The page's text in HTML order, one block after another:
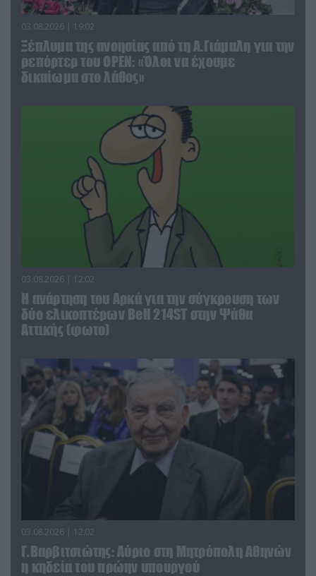
03.08.2026 | 19:02
Ξέπλυμα της ανοησίας από τη Α.Γιάμαλη για την
ρεπόρτερ του ΟΡΕΝ: «Όλοι να έχουμε
δικαίωμα στο λάθος»
03.08.2026 | 12:02
Η ανάρτηση του Αρκά για την σύγκρουση των
δύο ελικοπτέρων Bell 214ST στην Ψάθα
Αττικής (φωτο)
03.08.2026 | 12:02
Γ.Βαρβιτσιώτης: Aύριο στη Μητρόπολη Αθηνών
η κηδεία του πρώην υπουργού